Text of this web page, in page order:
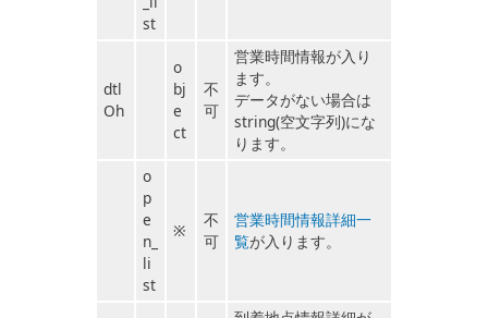
st
dtl
Oh
o
bj
e
ct
不
可
営業時間情報が入り
ます。
データがない場合は
string(空文字列)にな
ります。
o
p
e
n_
li
st
※
不
可
営業時間情報詳細一
覧が入ります。